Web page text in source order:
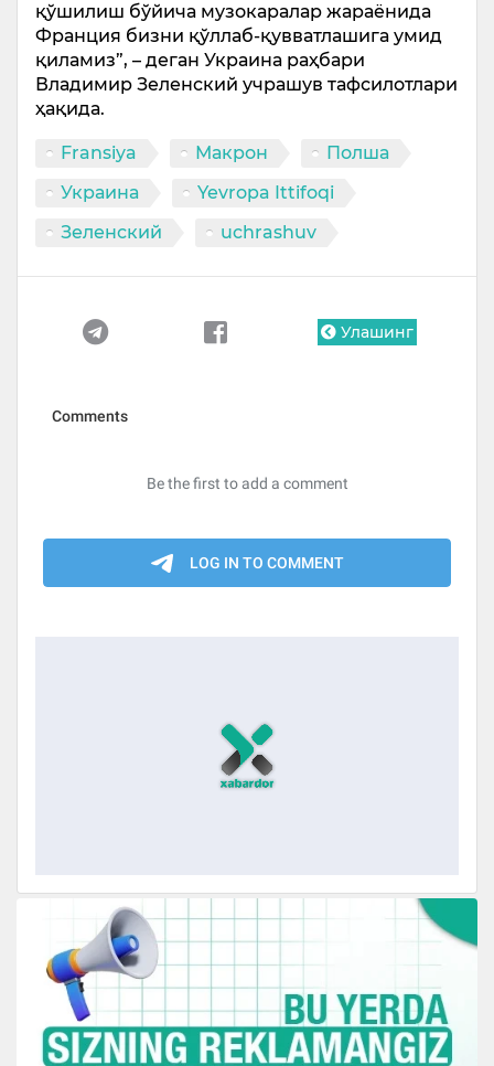
қўшилиш бўйича музокаралар жараёнида
Франция бизни қўллаб-қувватлашига умид
қиламиз”, – деган Украина раҳбари
Владимир Зеленский учрашув тафсилотлари
ҳақида.
Fransiya Макрон
Полша
Украина
Yevropa Ittifoqi
Зеленский
uchrashuv
Улашинг